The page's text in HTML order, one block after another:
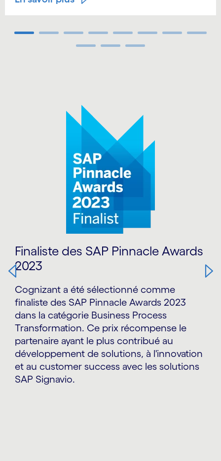
Finaliste des SAP Pinnacle Awards
2023
Cognizant a été sélectionné comme
finaliste des SAP Pinnacle Awards 2023
dans la catégorie Business Process
Transformation. Ce prix récompense le
partenaire ayant le plus contribué au
développement de solutions, à l'innovation
et au customer success avec les solutions
SAP Signavio.